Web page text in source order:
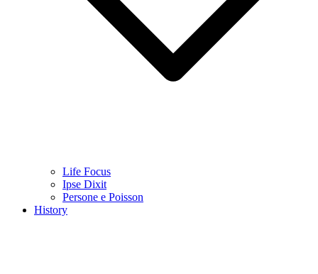
Life Focus
Ipse Dixit
Persone e Poisson
History